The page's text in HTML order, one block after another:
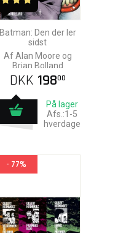
Batman: Den der ler
sidst
Af Alan Moore og
Brian Bolland
DKK 19800
På lager
Afs.:1-5
hverdage
- 77%